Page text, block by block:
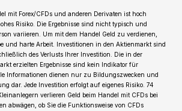
mit Forex/CFDs und anderen Derivaten ist hoch
Risiko. Die Ergebnisse sind nicht typisch und
variieren. Um mit dem Handel Geld zu verdienen,
und harte Arbeit. Investitionen in den Aktienmarkt sind
des Verlusts Ihrer Investition. Die in der
erzielten Ergebnisse sind kein Indikator für
Informationen dienen nur zu Bildungszwecken und
dar. Jede Investition erfolgt auf eigenes Risiko. 74
verlieren Geld beim Handel mit CFDs bei
abwägen, ob Sie die Funktionsweise von CFDs